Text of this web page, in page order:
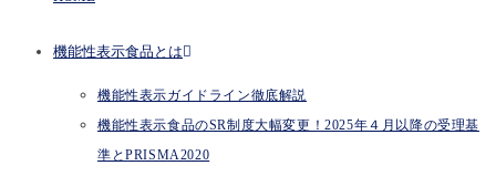
機能性表示食品とは
機能性表示ガイドライン徹底解説
機能性表示食品のSR制度大幅変更！2025年４月以降の受理基
準とPRISMA2020